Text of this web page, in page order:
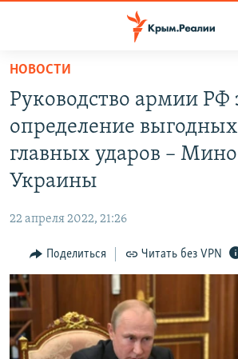
Вернуться
основному
содержанию
Вернутся
главной
Вернутся
поиску
СПЕЦПРОЕКТЫ
ВОДА
ИСТОРИЯ
ИНТЕРАКТИВ
ИНФОГРАФИКА
ТЕЛЕПРОЕКТ КРЫМ.РЕАЛИИ
СОВЕТЫ ПРАВОЗАЩИТНИКОВ
ПРОПАВШИЕ БЕЗ ВЕСТИ
РАДІО СВОБОДА
КАК ОБОЙТИ БЛОКИРОВКУ
Українською
Qırımtatar
НОВОСТИ
Руководство армии РФ
определение
главных ударов –
Украины
22 апреля 2022, 21:26
Поделиться Читать без VPN